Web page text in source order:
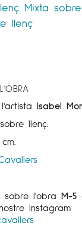
Mixta
llenç
Isabel
llenç.
sobre l'obra M-5
Instagram